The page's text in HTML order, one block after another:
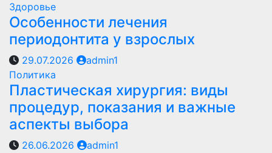
Здоровье
Особенности лечения
периодонтита у взрослых
29.07.2026
admin1
Политика
Пластическая хирургия: виды
процедур, показания и важные
аспекты выбора
26.06.2026
admin1